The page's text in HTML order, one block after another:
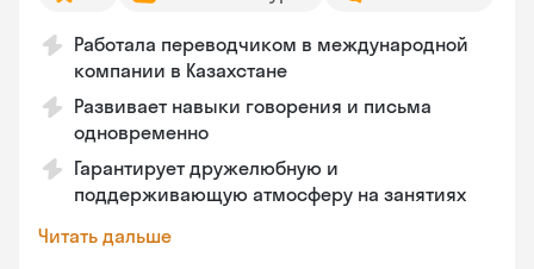
Работала переводчиком в международной
компании в Казахстане
Развивает навыки говорения и письма
одновременно
Гарантирует дружелюбную и
поддерживающую атмосферу на занятиях
Читать дальше